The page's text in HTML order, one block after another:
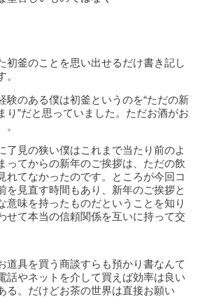
初釜のことを思い出せるだけ書き記し
験のある僕は初釜というのを“ただの新
り”だと思っていました。ただお酒がお
了見の狭い僕はこれまで当たり前のよ
ってからの新年のご挨拶は、ただの飲
れてなかったのです。ところが今回コ
を見直す時間もあり、新年のご挨拶と
意味を持ったものだということを知り
せて本当の信頼関係を互いに持って交
道具を買う商談すらも預かり書なんて
話やネットを介して買えば効率は良い
る。だけどお茶の世界は直接お願い